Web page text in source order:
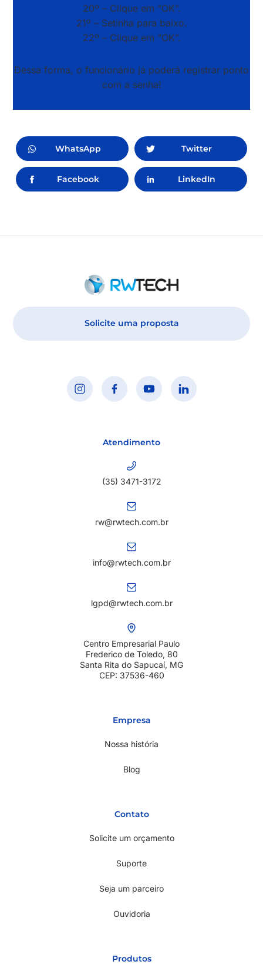
20º – Clique em “OK”.
21º – Setinha para baixo.
22º – Clique em “OK”.
Dessa forma, o funcionário já poderá registrar ponto
com a senha!
WhatsApp Twitter
Facebook LinkedIn
Solicite uma proposta
Atendimento
(35) 3471-3172
rw@rwtech.com.br
info@rwtech.com.br
lgpd@rwtech.com.br
Centro Empresarial Paulo
Frederico de Toledo, 80
Santa Rita do Sapucaí, MG
CEP: 37536-460
Empresa
Nossa história
Blog
Contato
Solicite um orçamento
Suporte
Seja um parceiro
Ouvidoria
Produtos